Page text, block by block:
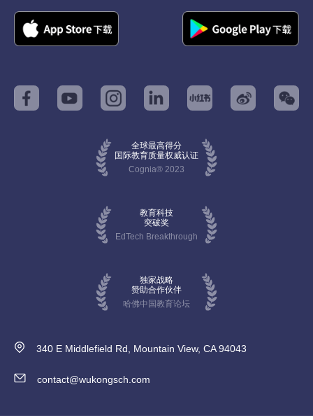
全球最高得分
国际教育质量权威认证
Cognia® 2023
教育科技
突破奖
EdTech Breakthrough
独家战略
赞助合作伙伴
哈佛中国教育论坛
340 E Middlefield Rd, Mountain View, CA 94043
contact@wukongsch.com